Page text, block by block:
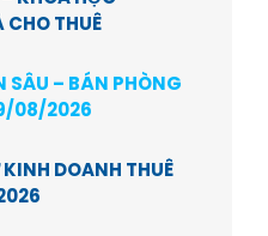
CHO THUÊ
SÂU – BÁN PHÒNG
08/2026
DOANH THUÊ